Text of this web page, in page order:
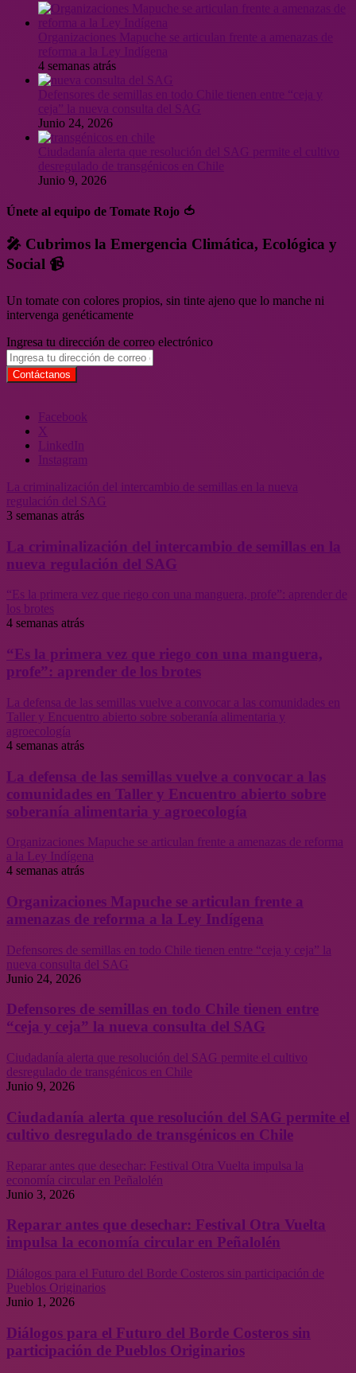
4 semanas atrás
Junio 24, 2026
Ciudadanía alerta que resolución del SAG permite el cultivo
desregulado de transgénicos en Chile
Junio 9, 2026
Únete al equipo de Tomate Rojo 🍅
🎤 Cubrimos la Emergencia Climática, Ecológica y
Social 📹
Un tomate con colores propios, sin tinte ajeno que lo manche ni
intervenga genéticamente
Ingresa tu dirección de correo electrónico
Facebook
X
LinkedIn
Instagram
La criminalización del intercambio de semillas en la nueva
regulación del SAG
3 semanas atrás
La criminalización del intercambio de semillas en la
nueva regulación del SAG
“Es la primera vez que riego con una manguera, profe”: aprender de
los brotes
4 semanas atrás
“Es la primera vez que riego con una manguera,
profe”: aprender de los brotes
La defensa de las semillas vuelve a convocar a las comunidades en
Taller y Encuentro abierto sobre soberanía alimentaria y
agroecología
4 semanas atrás
La defensa de las semillas vuelve a convocar a las
comunidades en Taller y Encuentro abierto sobre
soberanía alimentaria y agroecología
Organizaciones Mapuche se articulan frente a amenazas de reforma
a la Ley Indígena
4 semanas atrás
Organizaciones Mapuche se articulan frente a
amenazas de reforma a la Ley Indígena
Defensores de semillas en todo Chile tienen entre “ceja y ceja” la
nueva consulta del SAG
Junio 24, 2026
Defensores de semillas en todo Chile tienen entre
“ceja y ceja” la nueva consulta del SAG
Ciudadanía alerta que resolución del SAG permite el cultivo
desregulado de transgénicos en Chile
Junio 9, 2026
Ciudadanía alerta que resolución del SAG permite el
cultivo desregulado de transgénicos en Chile
Reparar antes que desechar: Festival Otra Vuelta impulsa la
economía circular en Peñalolén
Junio 3, 2026
Reparar antes que desechar: Festival Otra Vuelta
impulsa la economía circular en Peñalolén
Diálogos para el Futuro del Borde Costeros sin participación de
Pueblos Originarios
Junio 1, 2026
Diálogos para el Futuro del Borde Costeros sin
participación de Pueblos Originarios